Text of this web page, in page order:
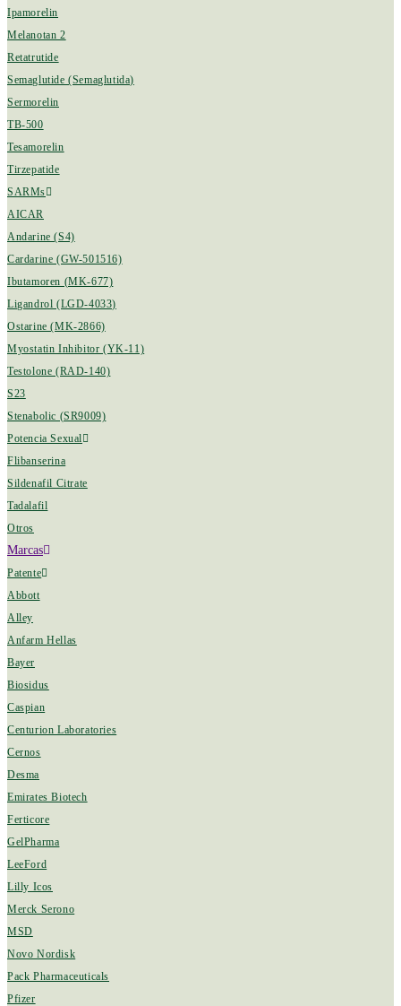
Ipamorelin
Melanotan 2
Retatrutide
Semaglutide (Semaglutida)
Sermorelin
TB-500
Tesamorelin
Tirzepatide
SARMs
AICAR
Andarine (S4)
Cardarine (GW-501516)
Ibutamoren (MK-677)
Ligandrol (LGD-4033)
Ostarine (MK-2866)
Myostatin Inhibitor (YK-11)
Testolone (RAD-140)
S23
Stenabolic (SR9009)
Potencia Sexual
Flibanserina
Sildenafil Citrate
Tadalafil
Otros
Marcas
Patente
Abbott
Alley
Anfarm Hellas
Bayer
Biosidus
Caspian
Centurion Laboratories
Cernos
Desma
Emirates Biotech
Ferticore
GelPharma
LeeFord
Lilly Icos
Merck Serono
MSD
Novo Nordisk
Pack Pharmaceuticals
Pfizer